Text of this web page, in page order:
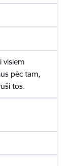
visiem
pēc tam,
tos.